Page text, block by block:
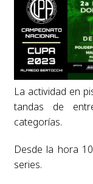
La actividad en
tandas de
categorías.
Desde la hora
series.